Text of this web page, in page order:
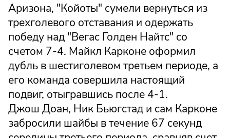
Аризона, "Койоты" сумели вернуться из
трехголевого отставания и одержать
победу над "Вегас Голден Найтс" со
счетом 7-4. Майкл Карконе оформил
дубль в шестиголевом третьем периоде, а
его команда совершила настоящий
подвиг, отыгравшись после 4-1.
Джош Доан, Ник Бьюгстад и сам Карконе
забросили шайбы в течение 67 секунд